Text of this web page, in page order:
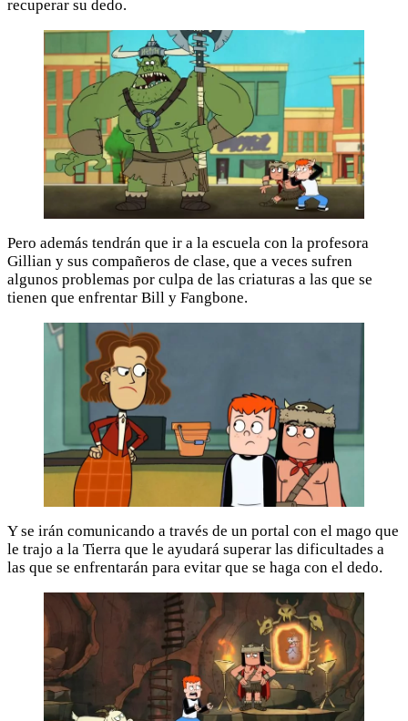
recuperar su dedo.
Pero además tendrán que ir a la escuela con la profesora
Gillian y sus compañeros de clase, que a veces sufren
algunos problemas por culpa de las criaturas a las que se
tienen que enfrentar Bill y Fangbone.
Y se irán comunicando a través de un portal con el mago que
le trajo a la Tierra que le ayudará superar las dificultades a
las que se enfrentarán para evitar que se haga con el dedo.